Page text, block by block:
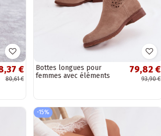
€
80,61 €
Bottes longues pour
femmes avec éléments
79,82 €
93,90 €
-15%